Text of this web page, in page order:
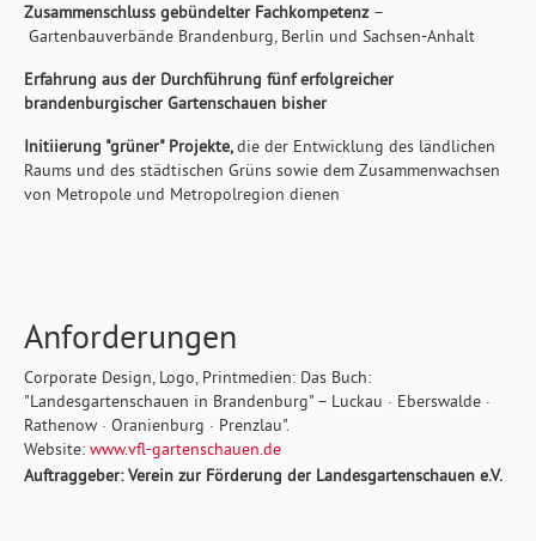
Zusammenschluss gebündelter Fachkompetenz –
Gartenbauverbände Brandenburg, Berlin und Sachsen-Anhalt
Erfahrung aus der Durchführung fünf erfolgreicher
brandenburgischer Gartenschauen bisher
Initiierung "grüner" Projekte,die der Entwicklung des ländlichen
Raums und des städtischen Grüns sowie dem Zusammenwachsen
von Metropole und Metropolregion dienen
Anforderungen
Corporate Design, Logo, Printmedien: Das Buch:
"Landesgartenschauen in Brandenburg" – Luckau · Eberswalde ·
Rathenow · Oranienburg · Prenzlau".
Website: www.vfl-gartenschauen.de
Auftraggeber: Verein zur Förderung der Landesgartenschauen e.V.